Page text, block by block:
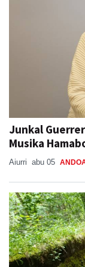
Junkal
Musika
Aiurri abu 05